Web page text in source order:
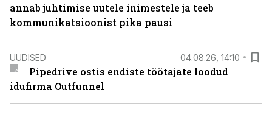
annab juhtimise uutele inimestele ja teeb
kommunikatsioonist pika pausi
UUDISED 04.08.26, 14:10
Pipedrive ostis endiste töötajate loodud
idufirma Outfunnel